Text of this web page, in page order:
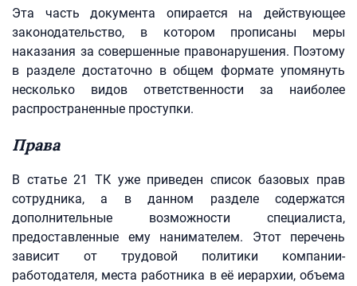
Эта часть документа опирается на действующее
законодательство, в котором прописаны меры
наказания за совершенные правонарушения. Поэтому
в разделе достаточно в общем формате упомянуть
несколько видов ответственности за наиболее
распространенные проступки.
Права
В статье 21 ТК уже приведен список базовых прав
сотрудника, а в данном разделе содержатся
дополнительные возможности специалиста,
предоставленные ему нанимателем. Этот перечень
зависит от трудовой политики компании-
работодателя, места работника в её иерархии, объема